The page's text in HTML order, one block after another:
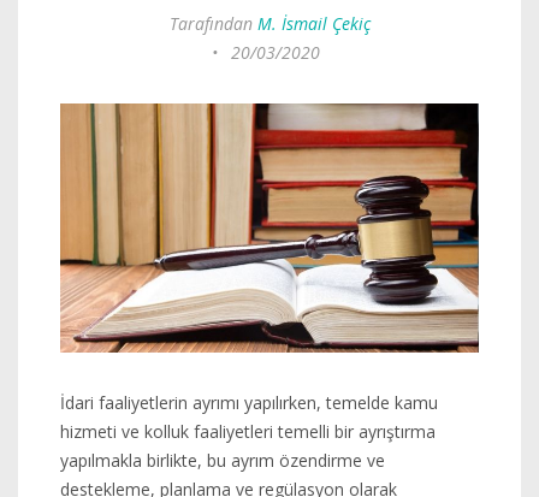
Tarafından M. İsmail Çekiç
•
20/03/2020
İdari faaliyetlerin ayrımı yapılırken, temelde kamu
hizmeti ve kolluk faaliyetleri temelli bir ayrıştırma
yapılmakla birlikte, bu ayrım özendirme ve
destekleme, planlama ve regülasyon olarak